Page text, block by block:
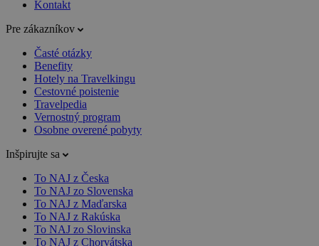
Kontakt
Pre zákazníkov
Časté otázky
Benefity
Hotely na Travelkingu
Cestovné poistenie
Travelpedia
Vernostný program
Osobne overené pobyty
Inšpirujte sa
To NAJ z Česka
To NAJ zo Slovenska
To NAJ z Maďarska
To NAJ z Rakúska
To NAJ zo Slovinska
To NAJ z Chorvátska